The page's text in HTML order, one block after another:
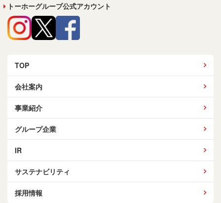
トーホーグループ公式アカウント
TOP
会社案内
事業紹介
グループ企業
IR
サステナビリティ
採用情報